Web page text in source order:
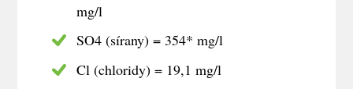
mg/l
SO4 (sírany) = 354* mg/l
Cl (chloridy) = 19,1 mg/l